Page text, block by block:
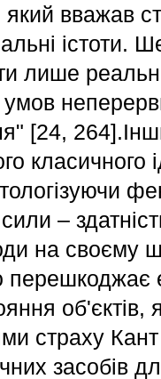
вважав
істоти.
лише
[24,
–
на своєму
страху
засобів